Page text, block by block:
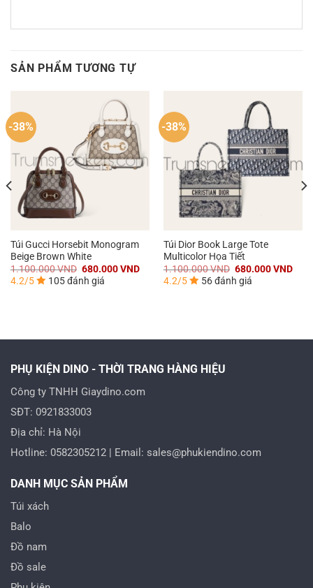
SẢN PHẨM TƯƠNG TỰ
-38%
Túi Gucci Horsebit Monogram
Beige Brown White
1.100.000VND Giá
gốc
là:
680.000VNDGiá
4.2/5 105 đánh giá
-38%
Túi Dior Book Large Tote
Multicolor Họa Tiết
1.100.000VND Giá
gốc
là:
680.000VNDGiá
4.2/5 56 đánh giá
PHỤ KIỆN DINO - THỜI TRANG HÀNG HIỆU
Công ty TNHH Giaydino.com
SĐT: 0921833003
Địa chỉ: Hà Nội
Hotline: 0582305212 | Email: sales@phukiendino.com
DANH MỤC SẢN PHẨM
Túi xách
Balo
Đồ nam
Đồ sale